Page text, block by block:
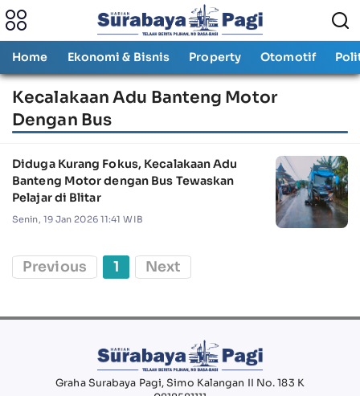
Home Ekonomi & Bisnis Property Otomotif
Kecalakaan Adu Banteng Motor
Dengan Bus
Diduga Kurang Fokus, Kecalakaan Adu
Banteng Motor dengan Bus Tewaskan
Pelajar di Blitar
Senin, 19 Jan 2026 11:41 WIB
Previous 1 Next
Graha Surabaya Pagi, Simo Kalangan II No. 183 K